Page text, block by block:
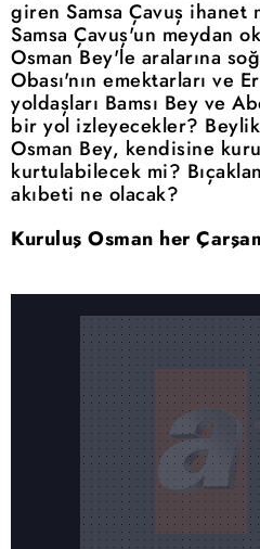
giren Samsa Çavuş ihanet
Samsa Çavuş'un meydan
Osman Bey'le aralarına
Obası'nın emektarları ve
yoldaşları Bamsı Bey ve
bir yol izleyecekler?
Osman Bey, kendisine
kurtulabilecek mi?
akıbeti ne olacak?
Kuruluş Osman her